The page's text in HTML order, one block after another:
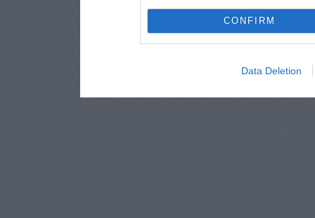
CONFIRM
Data Deletion